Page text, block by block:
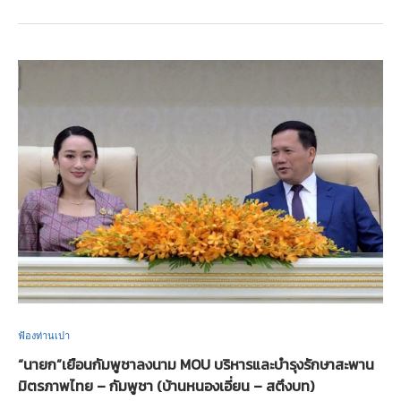
ฟ้องท่านเปา
“นายก”เยือนกัมพูชาลงนาม MOU บริหารและบำรุงรักษาสะพาน
มิตรภาพไทย – กัมพูชา (บ้านหนองเอี่ยน – สตึงบท)